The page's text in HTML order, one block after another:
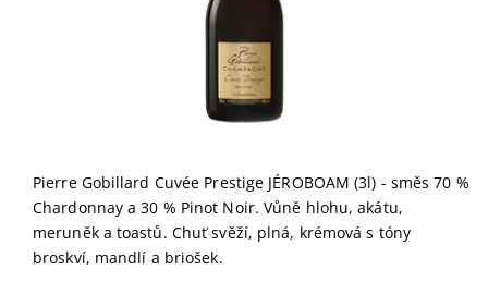
Pierre Gobillard Cuvée Prestige JÉROBOAM (3l) - směs 70 %
Chardonnay a 30 % Pinot Noir. Vůně hlohu, akátu,
meruněk a toastů. Chuť svěží, plná, krémová s tóny
broskví, mandlí a briošek.